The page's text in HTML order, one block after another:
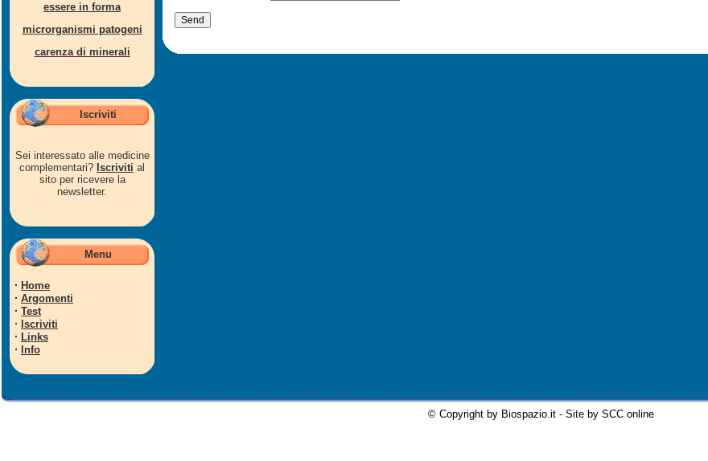
essere in forma
microrganismi patogeni
carenza di minerali
Iscriviti
Sei interessato alle medicine
complementari? Iscriviti al
sito per ricevere la
newsletter.
Menu
· Home
· Argomenti
· Test
· Iscriviti
· Links
· Info
© Copyright by Biospazio.it - Site by SCC online